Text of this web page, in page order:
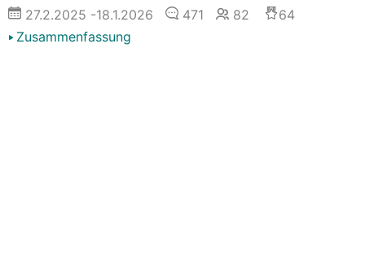
27.2.2025 -18.1.2026 471 82
64
Zusammenfassung